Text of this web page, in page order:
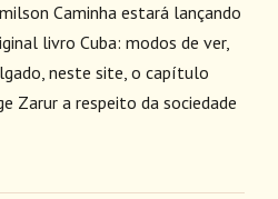
Caminha estará lançando
livro Cuba: modos de ver,
neste site, o capítulo
Zarur a respeito da sociedade